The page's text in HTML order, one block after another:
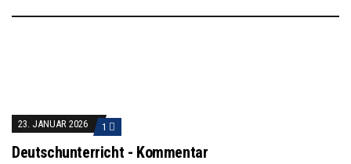
23. JANUAR 2026 1
Deutschunterricht - Kommentar